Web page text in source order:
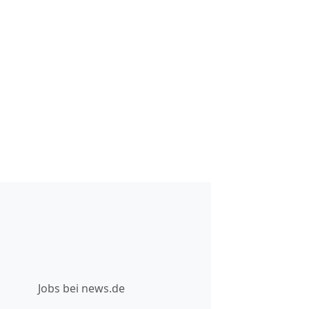
Jobs bei news.de